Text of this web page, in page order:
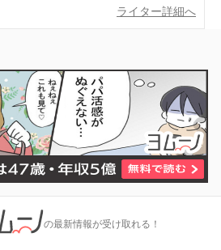
ライター詳細へ
の最新情報が受け取れる！